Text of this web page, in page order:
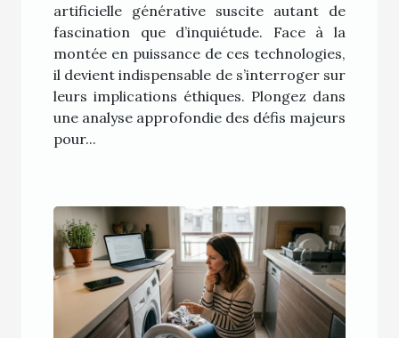
artificielle générative suscite autant de
fascination que d’inquiétude. Face à la
montée en puissance de ces technologies,
il devient indispensable de s’interroger sur
leurs implications éthiques. Plongez dans
une analyse approfondie des défis majeurs
pour...